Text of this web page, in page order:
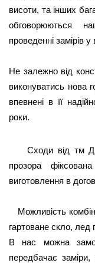
висоти, та інших
обговорюються
проведенні замірів у
Не залежно від
виконуватись нова
впевнені в її
роки.
Сходи від тм
прозора
виготовлення в
Можливість
гартоване скло, лед
В нас можна
передбачає